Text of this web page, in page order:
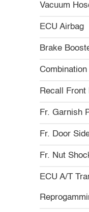
Vacuum
ECU Airbag
Brake
Recall Front
Fr. Garnish
Fr. Door
Fr. Nut
ECU A/T